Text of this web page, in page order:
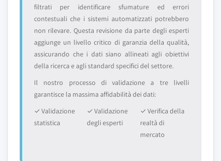
filtrati per identificare sfumature ed errori
contestuali che i sistemi automatizzati potrebbero
non rilevare. Questa revisione da parte degli esperti
aggiunge un livello critico di garanzia della qualità,
assicurando che i dati siano allineati agli obiettivi
della ricerca e agli standard specifici del settore.
Il nostro processo di validazione a tre livelli
garantisce la massima affidabilità dei dati:
✓ Validazione
statistica
✓ Validazione
degli esperti
✓ Verifica della
realtà di
mercato